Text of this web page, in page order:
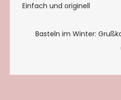
Einfach und originell
Basteln im Winter: